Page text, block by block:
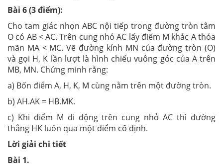
Bài 6 (3 điểm):
Cho tam giác nhọn ABC nội tiếp trong đường tròn tâm
O có AB < AC. Trên cung nhỏ AC lấy điểm M khác A thỏa
mãn MA < MC. Vẽ đường kính MN của đường tròn (O)
và gọi H, K lần lượt là hình chiếu vuông góc của A trên
MB, MN. Chứng minh rằng:
a) Bốn điểm A, H, K, M cùng nằm trên một đường tròn.
b) AH.AK = HB.MK.
c) Khi điểm M di động trên cung nhỏ AC thì đường
thẳng HK luôn qua một điểm cố định.
Lời giải chi tiết
Bài 1.